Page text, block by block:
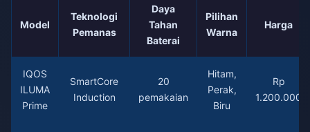
Model
Teknologi
Pemanas
Daya
Tahan
Baterai
Pilihan
Warna
Harga
IQOS
ILUMA
Prime
SmartCore
Induction
20
pemakaian
Hitam,
Perak,
Biru
Rp
1.200.000